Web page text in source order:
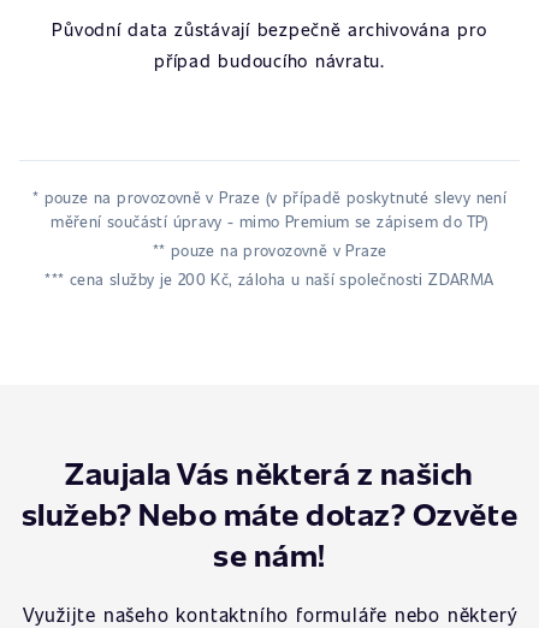
Původní data zůstávají bezpečně archivována pro
případ budoucího návratu.
* pouze na provozovně v Praze (v případě poskytnuté slevy není
měření součástí úpravy - mimo Premium se zápisem do TP)
** pouze na provozovně v Praze
*** cena služby je 200 Kč, záloha u naší společnosti ZDARMA
Zaujala Vás některá z našich
služeb? Nebo máte dotaz? Ozvěte
se nám!
Využijte našeho kontaktního formuláře nebo některý